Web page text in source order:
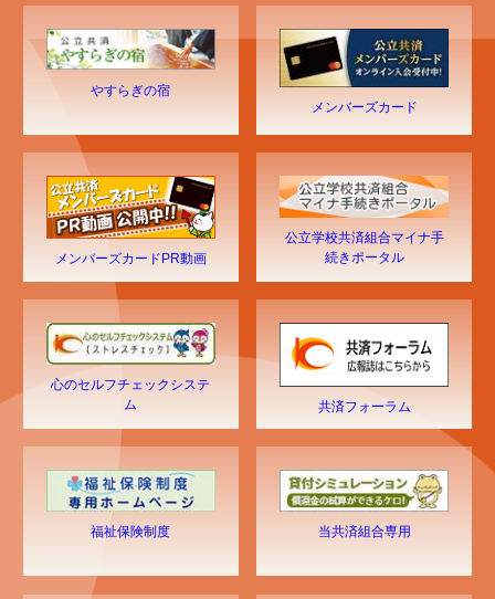
やすらぎの宿
メンバーズカード
メンバーズカードPR動画
公立学校共済組合マイナ手
続きポータル
心のセルフチェックシステ
ム
共済フォーラム
福祉保険制度 当共済組合専用